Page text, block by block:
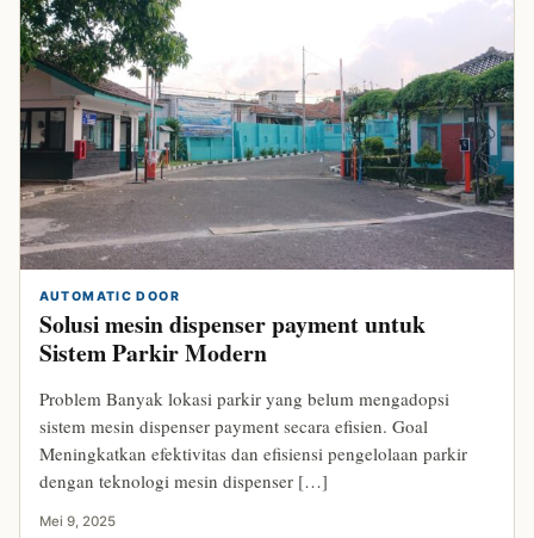
AUTOMATIC DOOR
Solusi mesin dispenser payment untuk
Sistem Parkir Modern
Problem Banyak lokasi parkir yang belum mengadopsi
sistem mesin dispenser payment secara efisien. Goal
Meningkatkan efektivitas dan efisiensi pengelolaan parkir
dengan teknologi mesin dispenser […]
Mei 9, 2025